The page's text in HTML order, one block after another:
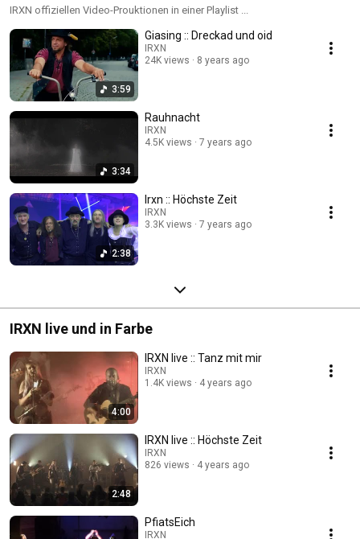
IRXN offiziellen Video-Prouktionen in einer Playlist ...
3:59
Giasing :: Dreckad und oid
IRXN
24K views
8 years ago
3:34
Rauhnacht
IRXN
4.5K views
7 years ago
2:38
Irxn :: Höchste Zeit
IRXN
3.3K views
7 years ago
IRXN live und in Farbe
4:00
IRXN live :: Tanz mit mir
IRXN
1.4K views
4 years ago
2:48
IRXN live :: Höchste Zeit
IRXN
826 views
4 years ago
PfiatsEich
IRXN